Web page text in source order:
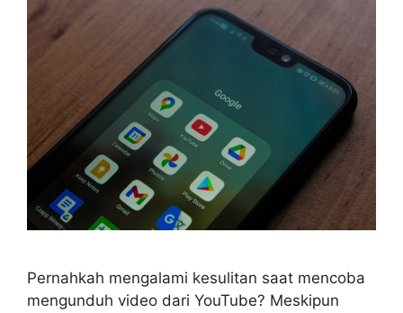
Pernahkah mengalami kesulitan saat mencoba
mengunduh video dari YouTube? Meskipun